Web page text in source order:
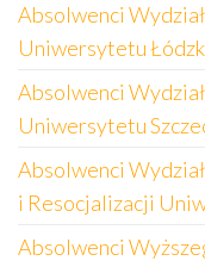
Absolwenci
Uniwersytetu
Absolwenci
Uniwersytetu
Absolwenci
i Resocjalizacji
Absolwenci